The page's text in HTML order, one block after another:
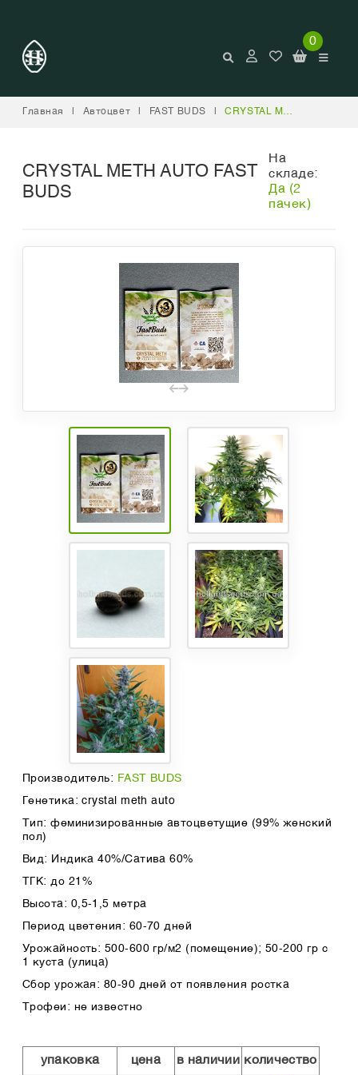
0
Главная Автоцвет FAST BUDS CRYSTAL METH AUTO FAST BUDS
CRYSTAL METH AUTO FAST
BUDS
На
складе:
Да (2
пачек)
Производитель: FAST BUDS
Генетика: crystal meth auto
Тип: феминизированные автоцветущие (99% женский
пол)
Вид: Индика 40%/Сатива 60%
ТГК: до 21%
Высота: 0,5-1,5 метра
Период цветения: 60-70 дней
Урожайность: 500-600 гр/м2 (помещение); 50-200 гр с
1 куста (улица)
Сбор урожая: 80-90 дней от появления ростка
Трофеи: не известно
упаковка цена в наличии количество